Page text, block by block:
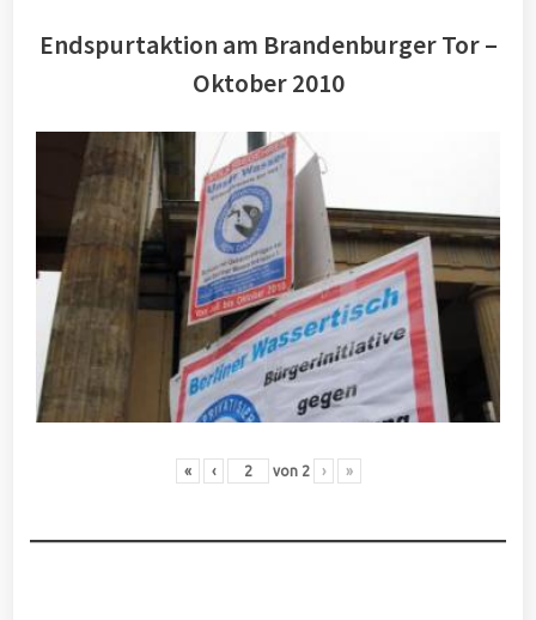
Endspurtaktion am Brandenburger Tor –
Oktober 2010
« ‹ von 2 › »